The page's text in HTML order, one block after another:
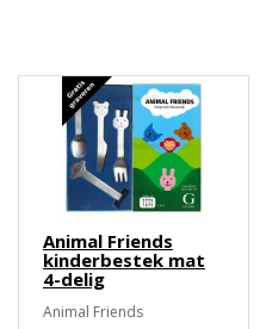
Animal Friends
kinderbestek mat
4-delig
Animal Friends